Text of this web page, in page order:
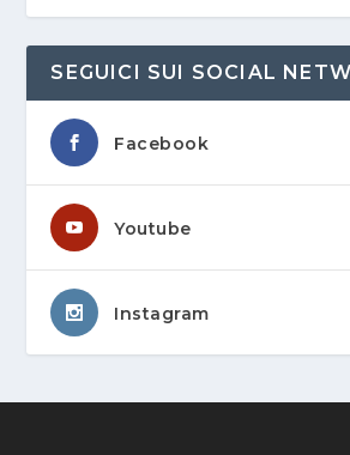
SEGUICI SUI SOCIAL
Facebook
Youtube
Instagram